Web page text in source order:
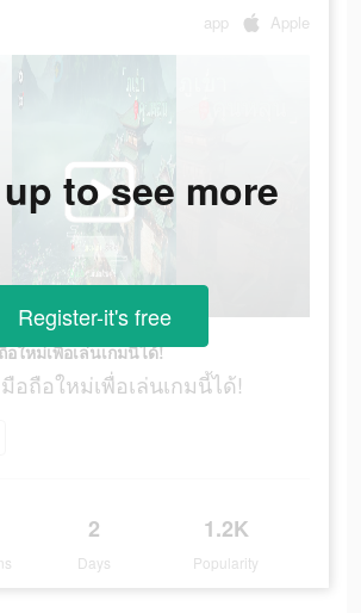
app Apple
ใหม่เพื่อเล่นเกมนี้ได้!
ถือใหม่เพื่อเล่นเกมนี้ได้!
2
Days
1.2K
Popularity
to see more
Register-it's free